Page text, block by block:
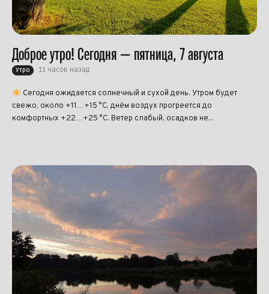
Доброе утро! Сегодня — пятница, 7 августа
Утро 11 часов назад
Сегодня ожидается солнечный и сухой день. Утром будет
свежо, около +11…+15 °C, днём воздух прогреется до
комфортных +22…+25 °C. Ветер слабый, осадков не...